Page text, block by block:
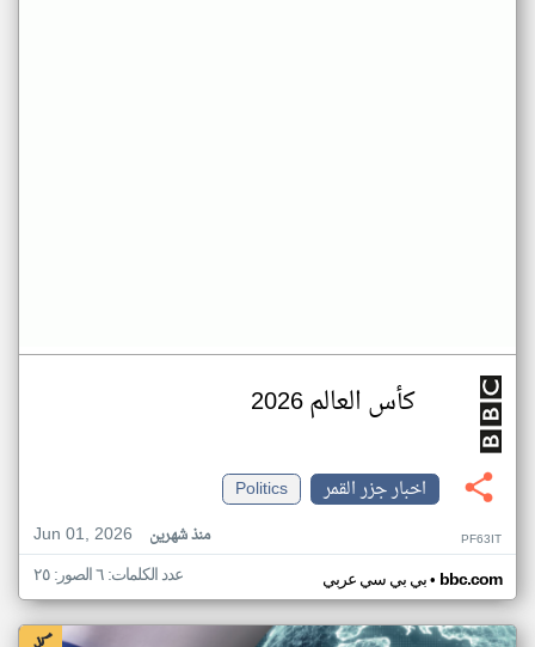
كأس العالم 2026
اخبار جزر القمر
Politics
Jun 01, 2026
منذ شهرين PF63IT
بي بي سي عربي• bbc.com عدد الكلمات: ٦ الصور: ٢٥